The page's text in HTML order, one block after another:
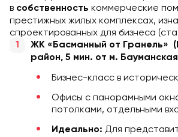
в собственность коммерческие
престижных жилых комплексах,
спроектированных для бизнеса
ЖК «Басманный от Гранель»
район, 5 мин. от м.
Бизнес-класс в
Офисы с панорамными
потолками, отдельными
Идеально: Для